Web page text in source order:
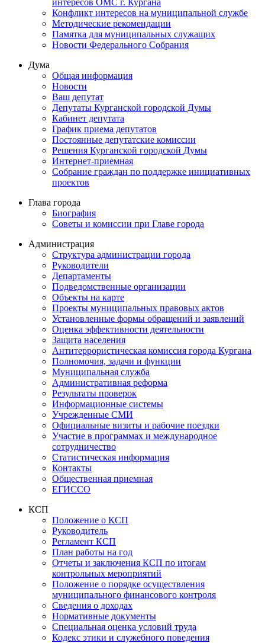
Конфликт интересов на муниципальной службе
Методические рекомендации
Памятка для муниципальных служащих
Новости Федерального Cобрания
Дума
Общая информация
Новости
Ваш депутат
Депутаты Курганской городской Думы
Кабинет депутата
График приема депутатов
Постоянные депутатские комиссии
Решения Курганской городской Думы
Интернет-приемная
Собрание граждан по поддержке инициативных
проектов
Глава города
Биография
Советы и комиссии при Главе города
Администрация
Структура администрации города
Руководители
Департаменты
Подведомственные организации
Объекты на карте
Проекты муниципальных правовых актов
Установленные формы обращений и заявлений
Оценка эффективности деятельности
Защита населения
Антитеррористическая комиссия города Кургана
Полномочия, задачи и функции
Муниципальная служба
Административная реформа
Результаты проверок
Информационные системы
Учрежденные СМИ
Официальные визиты и рабочие поездки
Участие в программах и международное
сотрудничество
Статистическая информация
Контакты
Общественная приемная
ЕГИССО
КСП
Положение о КСП
Руководитель
Регламент КСП
План работы на год
Отчеты и заключения КСП по итогам
контрольных мероприятий
Положение о порядке осуществления
муниципального финансового контроля
Сведения о доходах
Нормативные документы
Специальная оценка условий труда
Кодекс этики и служебного поведения